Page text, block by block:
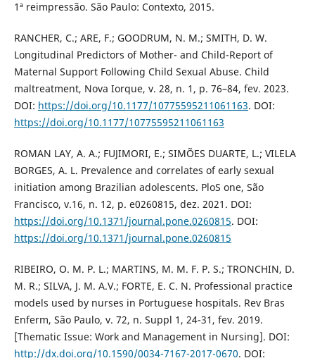
1ª reimpressão. São Paulo: Contexto, 2015.
RANCHER, C.; ARE, F.; GOODRUM, N. M.; SMITH, D. W.
Longitudinal Predictors of Mother- and Child-Report of
Maternal Support Following Child Sexual Abuse. Child
maltreatment, Nova Iorque, v. 28, n. 1, p. 76–84, fev. 2023.
DOI: https://doi.org/10.1177/10775595211061163. DOI:
https://doi.org/10.1177/10775595211061163
ROMAN LAY, A. A.; FUJIMORI, E.; SIMÕES DUARTE, L.; VILELA
BORGES, A. L. Prevalence and correlates of early sexual
initiation among Brazilian adolescents. PloS one, São
Francisco, v.16, n. 12, p. e0260815, dez. 2021. DOI:
https://doi.org/10.1371/journal.pone.0260815. DOI:
https://doi.org/10.1371/journal.pone.0260815
RIBEIRO, O. M. P. L.; MARTINS, M. M. F. P. S.; TRONCHIN, D.
M. R.; SILVA, J. M. A.V.; FORTE, E. C. N. Professional practice
models used by nurses in Portuguese hospitals. Rev Bras
Enferm, São Paulo, v. 72, n. Suppl 1, 24-31, fev. 2019.
[Thematic Issue: Work and Management in Nursing]. DOI:
http://dx.doi.org/10.1590/0034-7167-2017-0670. DOI: